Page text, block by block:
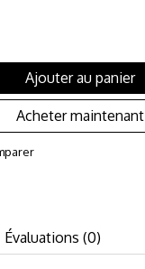
Ajouter au panier
Acheter maintenant
Évaluations (0)